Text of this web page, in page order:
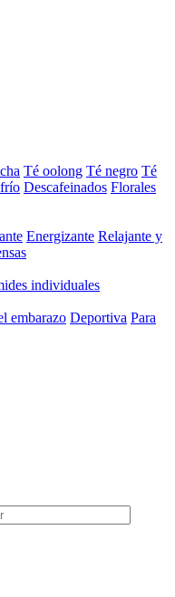
Té oolong Té negro Té
Descafeinados Florales
Energizante Relajante y
individuales
embarazo Deportiva Para